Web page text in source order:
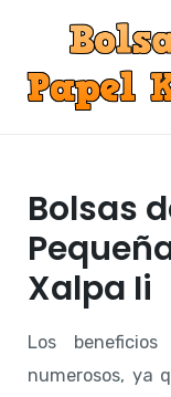
contenido
Bolsas
Xalpa Ii
Los
numerosos, ya